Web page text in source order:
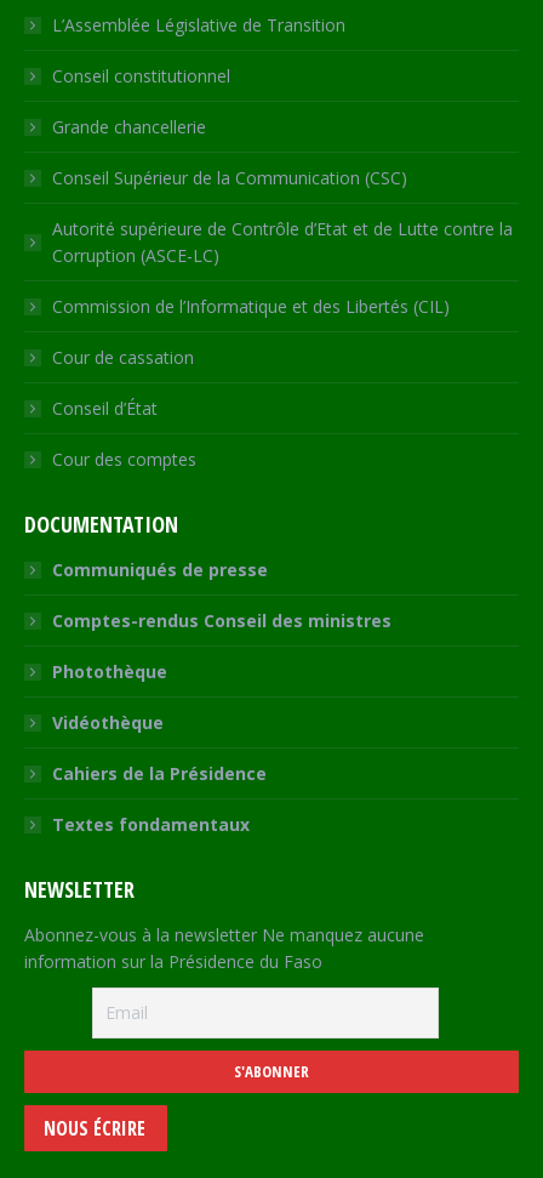
in
new
window
in
new
window
in
new
window
in
new
window
opens
in
new
L’Assemblée Législative de Transition
Conseil constitutionnel
Grande chancellerie
Conseil Supérieur de la Communication (CSC)
Autorité supérieure de Contrôle d’Etat et de Lutte contre la
Corruption (ASCE-LC)
Commission de l’Informatique et des Libertés (CIL)
Cour de cassation
Conseil d’État
Cour des comptes
DOCUMENTATION
Communiqués de presse
Comptes-rendus Conseil des ministres
Photothèque
Vidéothèque
Cahiers de la Présidence
Textes fondamentaux
NEWSLETTER
Abonnez-vous à la newsletter Ne manquez aucune
information sur la Présidence du Faso
NOUS ÉCRIRE